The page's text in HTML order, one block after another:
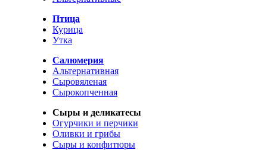
Птица
Курица
Утка
Салюмерия
Альтернативная
Сыровяленая
Сырокопченная
Сыры и деликатесы
Огурчики и перчики
Оливки и грибы
Сыры и конфитюры